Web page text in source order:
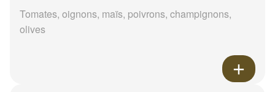
Tomates, oignons, maïs, poivrons, champignons,
olives